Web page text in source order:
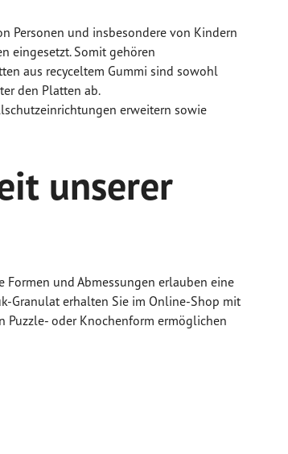
Personen und insbesondere von Kindern
eingesetzt. Somit gehören
aus recyceltem Gummi sind sowohl
den Platten ab.
erweitern sowie
unserer
und Abmessungen erlauben eine
Granulat erhalten Sie im Online-Shop mit
Puzzle- oder Knochenform ermöglichen